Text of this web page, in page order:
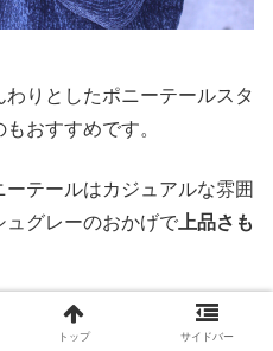
りとしたポニーテールスタ
おすすめです。
テールはカジュアルな雰囲
ュグレーのおかげで 上品さも
すぎないようにすると、大
トップ サイドバー